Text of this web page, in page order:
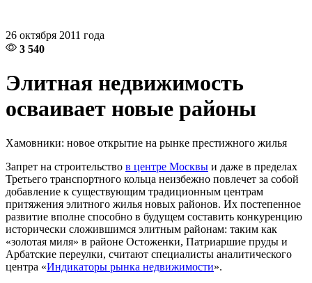
26 октября 2011 года
3 540
Элитная недвижимость
осваивает новые районы
Хамовники: новое открытие на рынке престижного жилья
Запрет на строительство в центре Москвы и даже в пределах
Третьего транспортного кольца неизбежно повлечет за собой
добавление к существующим традиционным центрам
притяжения элитного жилья новых районов. Их постепенное
развитие вполне способно в будущем составить конкуренцию
исторически сложившимся элитным районам: таким как
«золотая миля» в районе Остоженки, Патриаршие пруды и
Арбатские переулки, считают специалисты аналитического
центра «Индикаторы рынка недвижимости».